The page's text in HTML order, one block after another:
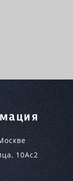
10Ас2